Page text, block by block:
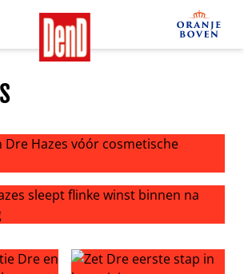
Hazes vóór cosmetische ingrepen